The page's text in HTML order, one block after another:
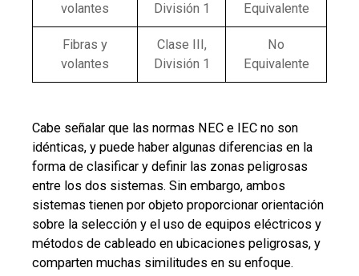
volantes
División 1
Equivalente
Fibras y
volantes
Clase III,
División 1
No
Equivalente
Cabe señalar que las normas NEC e IEC no son
idénticas, y puede haber algunas diferencias en la
forma de clasificar y definir las zonas peligrosas
entre los dos sistemas. Sin embargo, ambos
sistemas tienen por objeto proporcionar orientación
sobre la selección y el uso de equipos eléctricos y
métodos de cableado en ubicaciones peligrosas, y
comparten muchas similitudes en su enfoque.